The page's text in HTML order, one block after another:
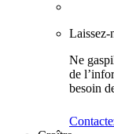
Laissez-
Ne
de
besoin